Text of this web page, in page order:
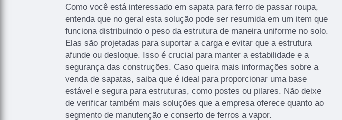
Como você está interessado em sapata para ferro de passar roupa,
entenda que no geral esta solução pode ser resumida em um item que
funciona distribuindo o peso da estrutura de maneira uniforme no solo.
Elas são projetadas para suportar a carga e evitar que a estrutura
afunde ou desloque. Isso é crucial para manter a estabilidade e a
segurança das construções. Caso queira mais informações sobre a
venda de sapatas, saiba que é ideal para proporcionar uma base
estável e segura para estruturas, como postes ou pilares. Não deixe
de verificar também mais soluções que a empresa oferece quanto ao
segmento de manutenção e conserto de ferros a vapor.